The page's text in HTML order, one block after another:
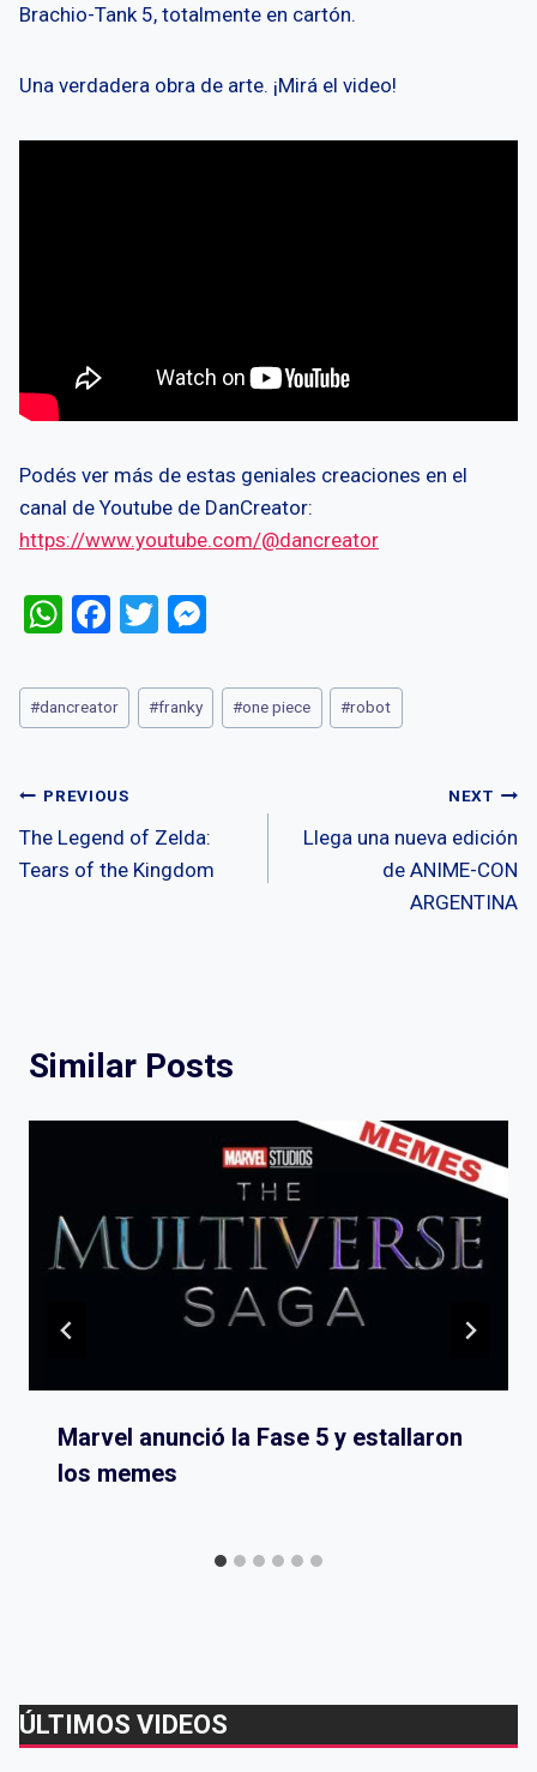
Brachio-Tank 5, totalmente en cartón.
Una verdadera obra de arte. ¡Mirá el video!
Podés ver más de estas geniales creaciones en el
canal de Youtube de DanCreator:
https://www.youtube.com/@dancreator
W
at
s
p
p
F
ce
b
o
k
T
tt
er
se
n
Post
Tags:
#dancreator #franky #one piece #robot
Post
navigation
PREVIOUS
The Legend of Zelda:
Tears of the Kingdom
NEXT
Llega una nueva edición
de ANIME-CON
ARGENTINA
Similar Posts
Marvel anunció la Fase 5 y estallaron
los memes
ÚLTIMOS VIDEOS